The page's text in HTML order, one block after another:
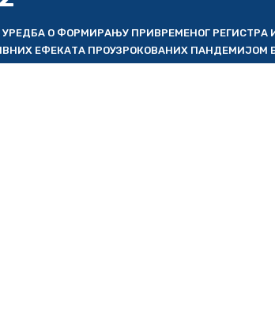
УРЕДБА О ФОРМИРАЊУ ПРИВРЕМЕНОГ
ЕФЕКАТА ПРОУЗРОКОВАНИХ ПАНДЕМИЈОМ